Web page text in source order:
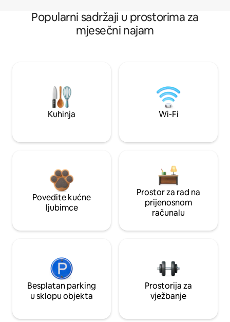
Popularni sadržaji u prostorima za
mjesečni najam
Kuhinja Wi-Fi
Povedite kućne
ljubimce
Prostor za rad na
prijenosnom
računalu
Besplatan parking
u sklopu objekta
Prostorija za
vježbanje